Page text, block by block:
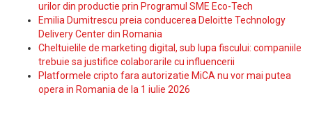
urilor din productie prin Programul SME Eco-Tech
Emilia Dumitrescu preia conducerea Deloitte Technology
Delivery Center din Romania
Cheltuielile de marketing digital, sub lupa fiscului: companiile
trebuie sa justifice colaborarile cu influencerii
Platformele cripto fara autorizatie MiCA nu vor mai putea
opera in Romania de la 1 iulie 2026